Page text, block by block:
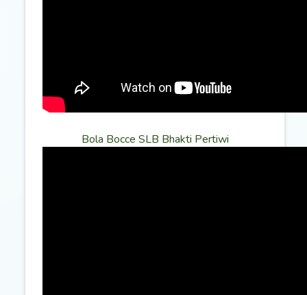
Bola Bocce SLB Bhakti Pertiwi